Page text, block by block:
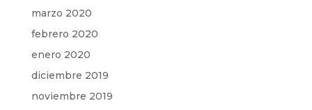
marzo 2020
febrero 2020
enero 2020
diciembre 2019
noviembre 2019